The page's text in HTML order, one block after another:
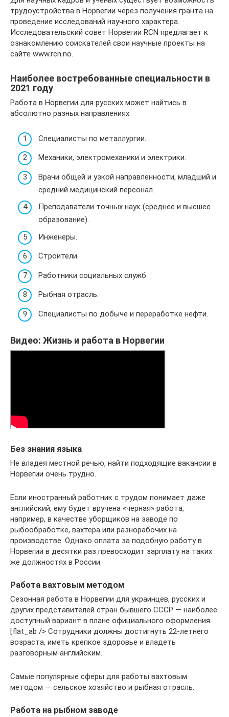
трудоустройства в Норвегии через получения гранта на
проведение исследований научного характера.
Исследовательский совет Норвегии RCN предлагает к
ознакомлению соискателей свои научные проекты на
сайте www.rcn.no.
Наиболее востребованные специальности в
2021 году
Работа в Норвегии для русских может найтись в
абсолютно разных направлениях:
Специалисты по металлургии.
Механики, электромеханики и электрики.
Врачи общей и узкой направленности, младший и
средний медицинский персонал.
Преподаватели точных наук (среднее и высшее
образование).
Инженеры.
Строители.
Работники социальных служб.
Рыбная отрасль.
Специалисты по добыче и переработке нефти.
Видео: Жизнь и работа в Норвегии
Без знания языка
Не владея местной речью, найти подходящие вакансии в
Норвегии очень трудно.
Если иностранный работник с трудом понимает даже
английский, ему будет вручена «черная» работа,
например, в качестве уборщиков на заводе по
рыбообработке, вахтера или разнорабочих на
производстве. Однако оплата за подобную работу в
Норвегии в десятки раз превосходит зарплату на таких
же должностях в России.
Работа вахтовым методом
Сезонная работа в Норвегии для украинцев, русских и
других представителей стран бывшего СССР — наиболее
доступный вариант в плане официального оформления.
[flat_ab /> Сотрудники должны достигнуть 22-летнего
возраста, иметь крепкое здоровье и владеть
разговорным английским.
Самые популярные сферы для работы вахтовым
методом — сельское хозяйство и рыбная отрасль.
Работа на рыбном заводе